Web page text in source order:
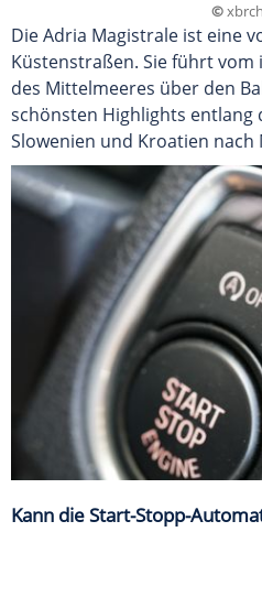
©
Die Adria Magistrale ist eine
Küstenstraßen. Sie führt
des Mittelmeeres über den
schönsten Highlights entlang
Slowenien und Kroatien
Kann die Start-Stopp-